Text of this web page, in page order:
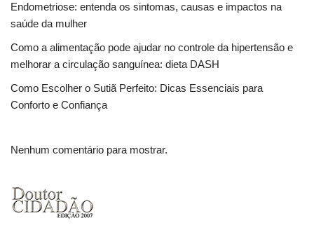
Endometriose: entenda os sintomas, causas e impactos na
saúde da mulher
Como a alimentação pode ajudar no controle da hipertensão e
melhorar a circulação sanguínea: dieta DASH
Como Escolher o Sutiã Perfeito: Dicas Essenciais para
Conforto e Confiança
Nenhum comentário para mostrar.